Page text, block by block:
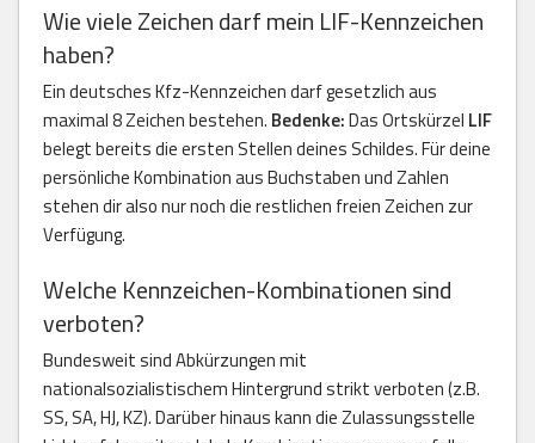
Wie viele Zeichen darf mein LIF-Kennzeichen
haben?
Ein deutsches Kfz-Kennzeichen darf gesetzlich aus
maximal 8 Zeichen bestehen. Bedenke:Das Ortskürzel LIF
belegt bereits die ersten Stellen deines Schildes. Für deine
persönliche Kombination aus Buchstaben und Zahlen
stehen dir also nur noch die restlichen freien Zeichen zur
Verfügung.
Welche Kennzeichen-Kombinationen sind
verboten?
Bundesweit sind Abkürzungen mit
nationalsozialistischem Hintergrund strikt verboten (z.B.
SS, SA, HJ, KZ). Darüber hinaus kann die Zulassungsstelle